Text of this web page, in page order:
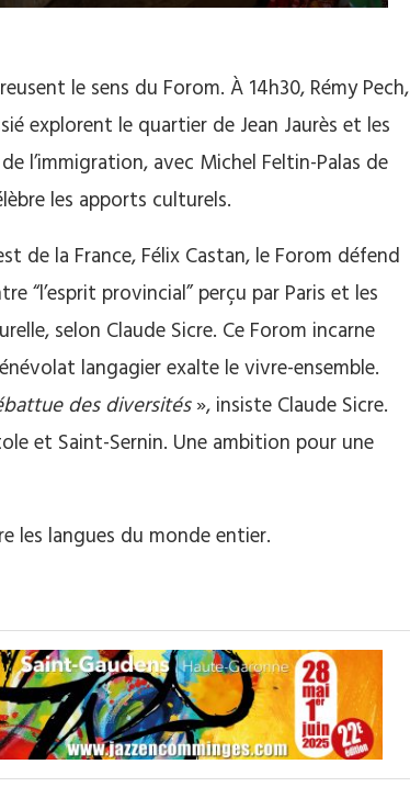
le sens du Forom. À 14h30, Rémy Pech,
explorent le quartier de Jean Jaurès et les
l’immigration, avec Michel Feltin-Palas de
les apports culturels.
de la France, Félix Castan, le Forom défend
“l’esprit provincial” perçu par Paris et les
selon Claude Sicre. Ce Forom incarne
langagier exalte le vivre-ensemble.
des diversités», insiste Claude Sicre.
et Saint-Sernin. Une ambition pour une
les langues du monde entier.